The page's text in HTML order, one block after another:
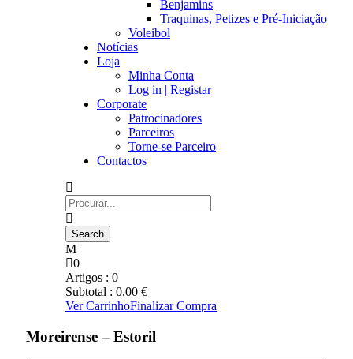
Benjamins
Traquinas, Petizes e Pré-Iniciação
Voleibol
Notícias
Loja
Minha Conta
Log in | Registar
Corporate
Patrocinadores
Parceiros
Torne-se Parceiro
Contactos
0
Artigos : 0
Subtotal : 0,00 €
Ver CarrinhoFinalizar Compra
Moreirense – Estoril